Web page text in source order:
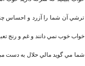
ترشي آن شما را آزرد و احساس
خواب خوب نمي دانند و غم و رنج
شما مي گويد مالي حلال به دست